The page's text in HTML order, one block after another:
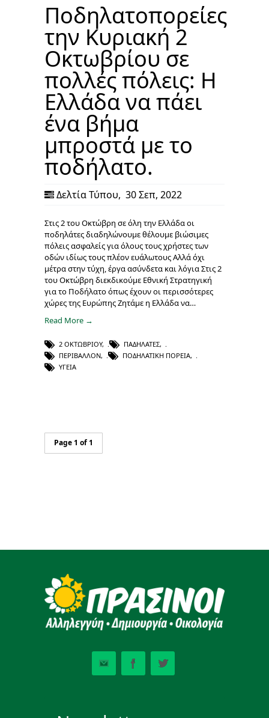
Ποδηλατοπορείες
την Κυριακή 2
Οκτωβρίου σε
πολλές πόλεις: Η
Ελλάδα να πάει
ένα βήμα
μπροστά με το
ποδήλατο.
Δελτία Τύπου, 30 Σεπ, 2022
Στις 2 του Οκτώβρη σε όλη την Ελλάδα οι
ποδηλάτες διαδηλώνουμε θέλουμε βιώσιμες
πόλεις ασφαλείς για όλους τους χρήστες των
οδών ιδίως τους πλέον ευάλωτους Αλλά όχι
μέτρα στην τύχη, έργα ασύνδετα και λόγια Στις 2
του Οκτώβρη διεκδικούμε Εθνική Στρατηγική
για το Ποδήλατο όπως έχουν οι περισσότερες
χώρες της Ευρώπης Ζητάμε η Ελλάδα να…
Read More →
2 ΟΚΤΩΒΡΊΟΥ, ΠΑΔΗΛΆΤΕΣ,
ΠΕΡΙΒΆΛΛΟΝ, ΠΟΔΗΛΑΤΙΚΉ ΠΟΡΕΊΑ,
ΥΓΕΊΑ
Page 1 of 1